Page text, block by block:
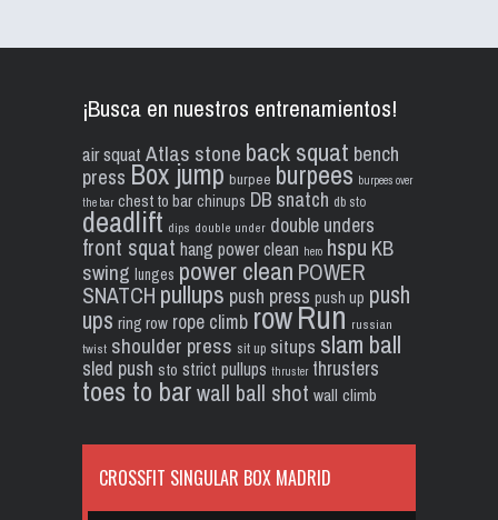
¡Busca en nuestros entrenamientos!
air squat Atlas stone back squat bench
press Box jump burpee burpees burpees over
the bar chest to bar chinups DB snatch db sto
deadlift dips double under double unders
front squat hang power clean hero hspu KB
swing lunges power clean POWER
SNATCH pullups push press push up push
ups ring row rope climb rowRun russian
twist shoulder press sit up situps slam ball
sled push sto strict pullups thruster thrusters
toes to barwall ball shot wall climb
CROSSFIT SINGULAR BOX MADRID